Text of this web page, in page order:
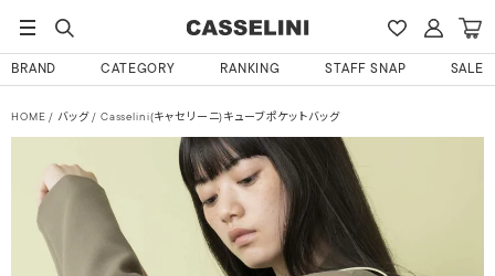
BRAND CATEGORY RANKING STAFF SNAP SALE
HOME バッグ Casselini(キャセリーニ)キューブポケットバッグ